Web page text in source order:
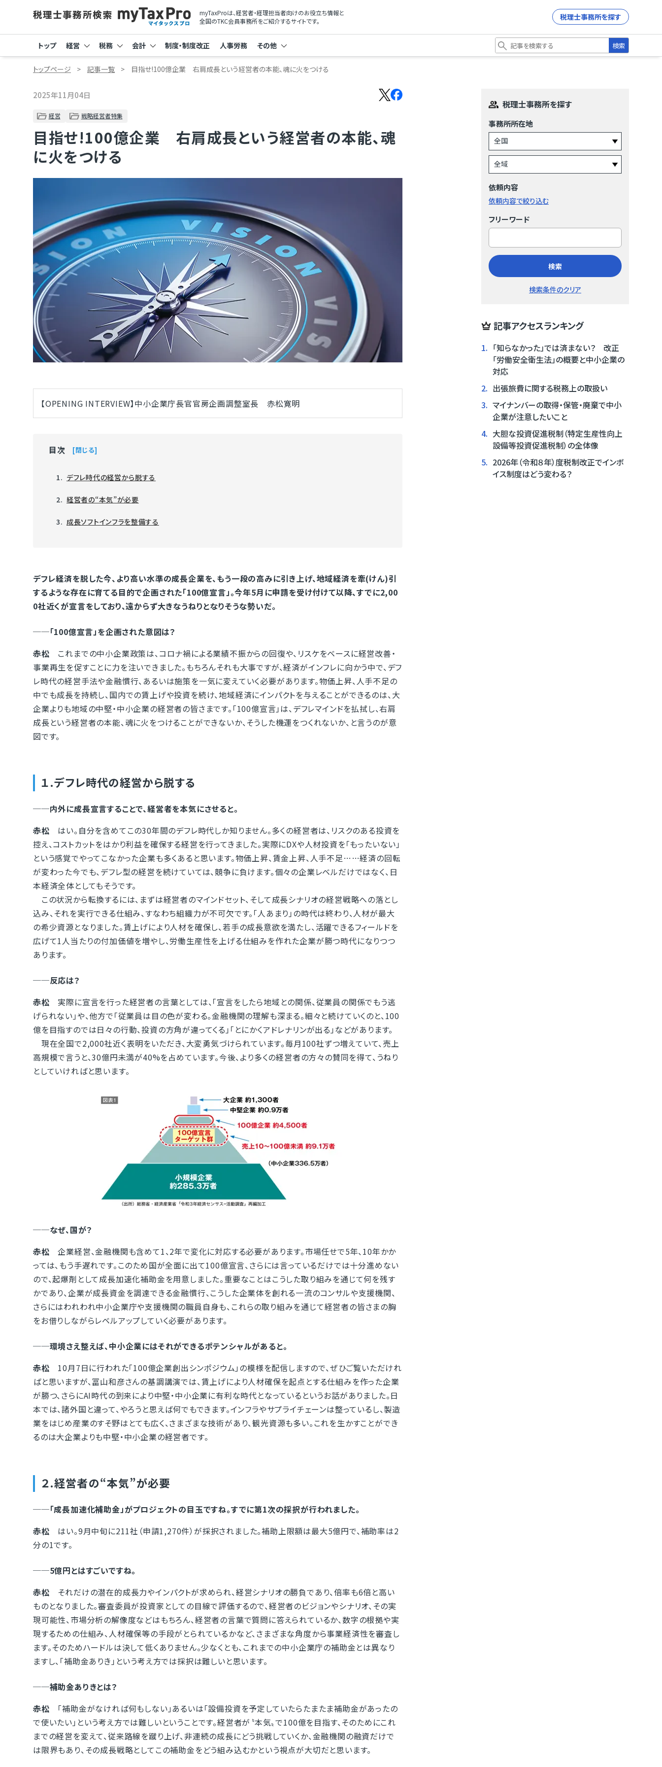
myTaxProは、経営者・経理担当者向けのお役立ち情報と
全国のTKC会員事務所をご紹介するサイトです。
税理士事務所を探す
トップ 経営 税務 会計 制度・制度改正 人事労務 その他 検索
トップページ 記事一覧 目指せ!100億企業 右肩成長という経営者の本能、魂に火をつける
2025年11月04日
経営 戦略経営者特集
目指せ!100億企業 右肩成長という経営者の本能、魂
に火をつける
【OPENING INTERVIEW】中小企業庁長官官房企画調整室長 赤松寛明
目次 閉じる
デフレ時代の経営から脱する
経営者の“本気”が必要
成長ソフトインフラを整備する
デフレ経済を脱した今、より高い水準の成長企業を、もう一段の高みに引き上げ、地域経済を牽(けん)引
するような存在に育てる目的で企画された「100億宣言」。今年5月に申請を受け付けて以降、すでに2,00
0社近くが宣言をしており、遠からず大きなうねりとなりそうな勢いだ。
──「100億宣言」を企画された意図は？
赤松 これまでの中小企業政策は、コロナ禍による業績不振からの回復や、リスケをベースに経営改善・
事業再生を促すことに力を注いできました。もちろんそれも大事ですが、経済がインフレに向かう中で、デフ
レ時代の経営手法や金融慣行、あるいは施策を一気に変えていく必要があります。物価上昇、人手不足の
中でも成長を持続し、国内での賃上げや投資を続け、地域経済にインパクトを与えることができるのは、大
企業よりも地域の中堅・中小企業の経営者の皆さまです。「100億宣言」は、デフレマインドを払拭し、右肩
成長という経営者の本能、魂に火をつけることができないか、そうした機運をつくれないか、と言うのが意
図です。
１.デフレ時代の経営から脱する
──内外に成長宣言することで、経営者を本気にさせると。
赤松 はい。自分を含めてこの30年間のデフレ時代しか知りません。多くの経営者は、リスクのある投資を
控え、コストカットをはかり利益を確保する経営を行ってきました。実際にDXや人材投資を「もったいない」
という感覚でやってこなかった企業も多くあると思います。物価上昇、賃金上昇、人手不足……経済の回転
が変わった今でも、デフレ型の経営を続けていては、競争に負けます。個々の企業レベルだけではなく、日
本経済全体としてもそうです。
この状況から転換するには、まずは経営者のマインドセット、そして成長シナリオの経営戦略への落とし
込み、それを実行できる仕組み、すなわち組織力が不可欠です。「人あまり」の時代は終わり、人材が最大
の希少資源となりました。賃上げにより人材を確保し、若手の成長意欲を満たし、活躍できるフィールドを
広げて1人当たりの付加価値を増やし、労働生産性を上げる仕組みを作れた企業が勝つ時代になりつつ
あります。
──反応は？
赤松 実際に宣言を行った経営者の言葉としては、「宣言をしたら地域との関係、従業員の関係でもう逃
げられない」や、他方で「従業員は目の色が変わる。金融機関の理解も深まる。細々と続けていくのと、100
億を目指すのでは日々の行動、投資の方角が違ってくる」「とにかくアドレナリンが出る」などがあります。
現在全国で2,000社近く表明をいただき、大変勇気づけられています。毎月100社ずつ増えていて、売上
高規模で言うと、30億円未満が40%を占めています。今後、より多くの経営者の方々の賛同を得て、うねり
としていければと思います。
──なぜ、国が？
赤松 企業経営、金融機関も含めて1、2年で変化に対応する必要があります。市場任せで5年、10年かか
っては、もう手遅れです。このため国が全面に出て100億宣言、さらには言っているだけでは十分進めない
ので、起爆剤として成長加速化補助金を用意しました。重要なことはこうした取り組みを通じて何を残す
かであり、企業が成長資金を調達できる金融慣行、こうした企業体を創れる一流のコンサルや支援機関、
さらにはわれわれ中小企業庁や支援機関の職員自身も、これらの取り組みを通じて経営者の皆さまの胸
をお借りしながらレベルアップしていく必要があります。
──環境さえ整えば、中小企業にはそれができるポテンシャルがあると。
赤松 10月7日に行われた「100億企業創出シンポジウム」の模様を配信しますので、ぜひご覧いただけれ
ばと思いますが、冨山和彦さんの基調講演では、賃上げにより人材確保を起点とする仕組みを作った企業
が勝つ、さらにAI時代の到来により中堅・中小企業に有利な時代となっているというお話がありました。日
本では、諸外国と違って、やろうと思えば何でもできます。インフラやサプライチェーンは整っているし、製造
業をはじめ産業のすそ野はとても広く、さまざまな技術があり、観光資源も多い。これを生かすことができ
るのは大企業よりも中堅・中小企業の経営者です。
２.経営者の“本気”が必要
──「成長加速化補助金」がプロジェクトの目玉ですね。すでに第1次の採択が行われました。
赤松 はい。9月中旬に211社（申請1,270件）が採択されました。補助上限額は最大5億円で、補助率は2
分の1です。
──5億円とはすごいですね。
赤松 それだけの潜在的成長力やインパクトが求められ、経営シナリオの勝負であり、倍率も6倍と高い
ものとなりました。審査委員が投資家としての目線で評価するので、経営者のビジョンやシナリオ、その実
現可能性、市場分析の解像度などはもちろん、経営者の言葉で質問に答えられているか、数字の根拠や実
現するための仕組み、人材確保等の手段がとられているかなど、さまざまな角度から事業経済性を審査し
ます。そのためハードルは決して低くありません。少なくとも、これまでの中小企業庁の補助金とは異なり
ますし、「補助金ありき」という考え方では採択は難しいと思います。
──補助金ありきとは？
赤松 「補助金がなければ何もしない」あるいは「設備投資を予定していたらたまたま補助金があったの
で使いたい」という考え方では難しいということです。経営者が〝本気〟で100億を目指す、そのためにこれ
までの経営を変えて、従来路線を蹴り上げ、非連続の成長にどう挑戦していくか、金融機関の融資だけで
は限界もあり、その成長戦略としてこの補助金をどう組み込むかという視点が大切だと思います。
税理士事務所を探す
事務所所在地
依頼内容
依頼内容で絞り込む
フリーワード
検索
検索条件のクリア
記事アクセスランキング
1. 「知らなかった」では済まない？ 改正
「労働安全衛生法」の概要と中小企業の
対応
2. 出張旅費に関する税務上の取扱い
3. マイナンバーの取得・保管・廃棄で中小
企業が注意したいこと
4. 大胆な投資促進税制（特定生産性向上
設備等投資促進税制）の全体像
5. 2026年（令和８年）度税制改正でインボ
イス制度はどう変わる？